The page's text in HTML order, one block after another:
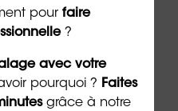
150 euros de
pour faire
?
avec votre
pourquoi ? Faites
grâce à notre